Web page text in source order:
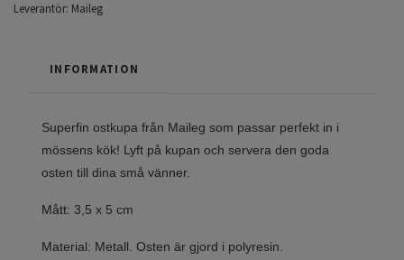
Leverantör: Maileg
INFORMATION
Superfin ostkupa från Maileg som passar perfekt in i
mössens kök! Lyft på kupan och servera den goda
osten till dina små vänner.
Mått: 3,5 x 5 cm
Material: Metall. Osten är gjord i polyresin.